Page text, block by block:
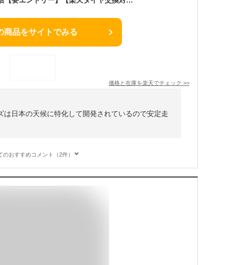
商品をサイトでみる
価格と在庫を楽天でチェック >>
は日本の天候に特化して開発されているので安定走
のおすすめコメント（2件）